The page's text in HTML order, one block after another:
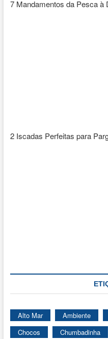
7 Mandamentos da Pesca à
2 Iscadas Perfeitas para
Alto Mar Ambiente
Chocos
Chumbadinha